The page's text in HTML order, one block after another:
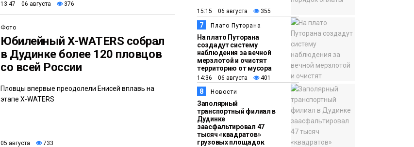
13:47 06 августа 376
Фото
Юбилейный X-WATERS собрал
в Дудинке более 120 пловцов
со всей России
Пловцы впервые преодолели Енисей вплавь на
этапе X-WATERS
05 августа 733
15:15 06 августа 355
7 Плато Путорана
На плато Путорана
создадут систему
наблюдения за вечной
мерзлотой и очистят
территорию от мусора
14:36 06 августа 401
8 Новости
Заполярный
транспортный филиал в
Дудинке
заасфальтировал 47
тысяч «квадратов»
грузовых площадок